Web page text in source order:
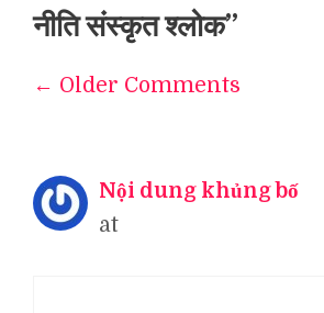
नीति संस्कृत श्लोक”
Comment
← Older Comments
Nội dung khủng bố
at